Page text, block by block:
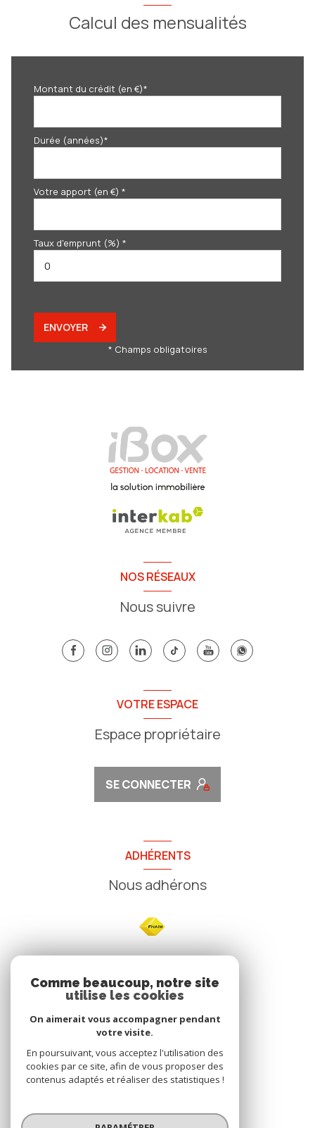
Calcul des mensualités
Montant du crédit (en €)*
Durée (années)*
Votre apport (en €) *
Taux d'emprunt (%) *
ENVOYER
* Champs obligatoires
NOS RÉSEAUX
Nous suivre
VOTRE ESPACE
Espace propriétaire
SE CONNECTER
ADHÉRENTS
Nous adhérons
NOS
© 2026 | Tous droits réservés
Comme beaucoup, notre site
utilise les cookies
On aimerait vous accompagner pendant
votre visite.
En poursuivant, vous acceptez l'utilisation des
cookies par ce site, afin de vous proposer des
contenus adaptés et réaliser des statistiques !